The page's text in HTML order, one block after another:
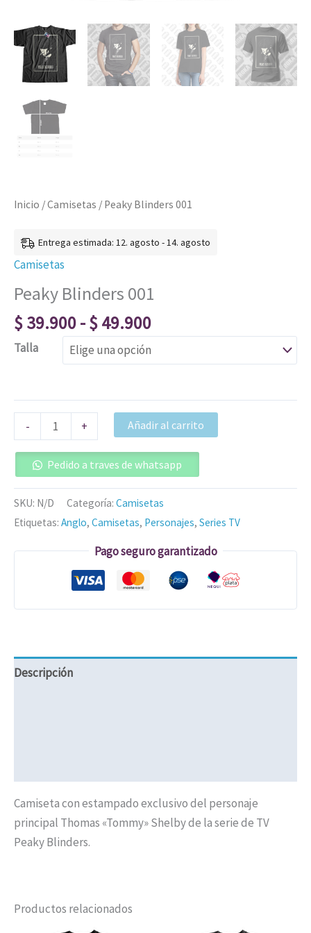
Inicio /Camisetas / Peaky Blinders 001
Entrega estimada: 12. agosto - 14. agosto
Camisetas
Peaky Blinders 001
$39.900-$49.900
Talla
- + Añadir al carrito
Pedido a traves de whatsapp
SKU: N/D Categoría: Camisetas
Etiquetas: Anglo, Camisetas, Personajes, Series TV
Pago seguro garantizado
Descripción
Camiseta con estampado exclusivo del personaje
principal Thomas «Tommy» Shelby de la serie de TV
Peaky Blinders.
Productos relacionados